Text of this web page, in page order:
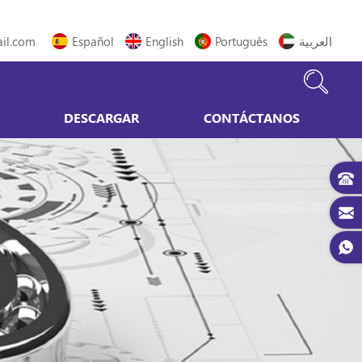
Español
English Português العربية
DESCARGAR CONTÁCTANOS